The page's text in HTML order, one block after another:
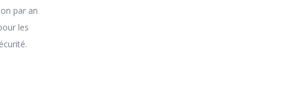
par an
les